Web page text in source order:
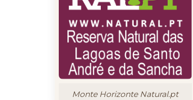
Monte Horizonte Natural.pt